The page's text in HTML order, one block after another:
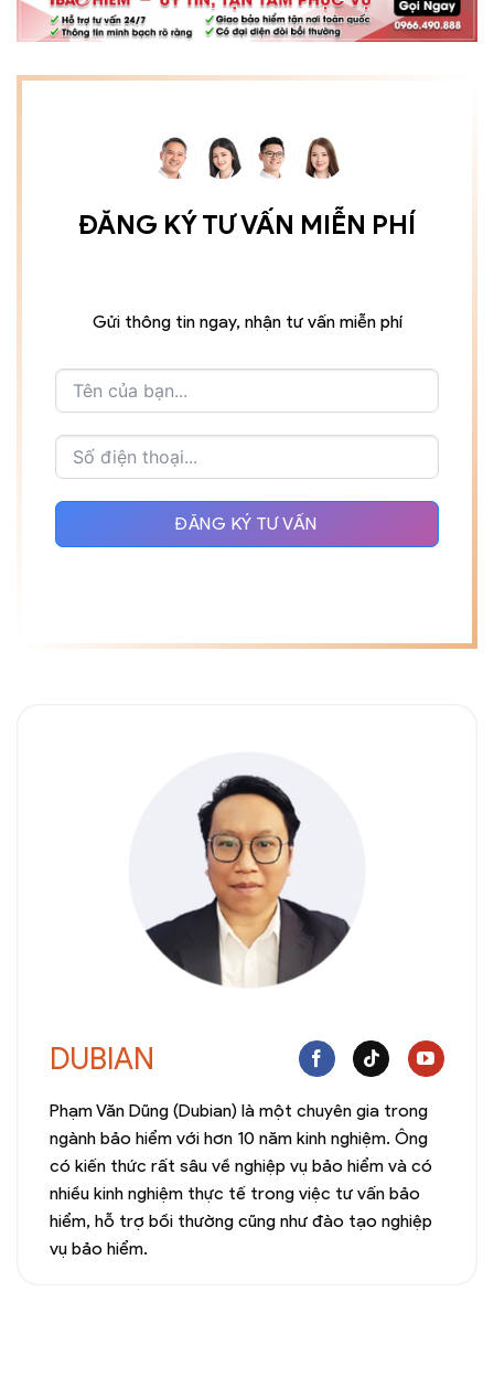
ĐĂNG KÝ TƯ VẤN MIỄN PHÍ
Gửi thông tin ngay, nhận tư vấn miễn phí
ĐĂNG KÝ TƯ VẤN
DUBIAN
Phạm Văn Dũng (Dubian) là một chuyên gia trong
ngành bảo hiểm với hơn 10 năm kinh nghiệm. Ông
có kiến thức rất sâu về nghiệp vụ bảo hiểm và có
nhiều kinh nghiệm thực tế trong việc tư vấn bảo
hiểm, hỗ trợ bồi thường cũng như đào tạo nghiệp
vụ bảo hiểm.